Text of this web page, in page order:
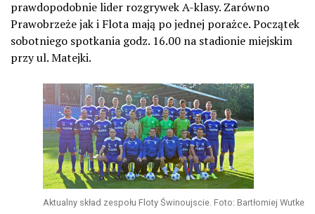
prawdopodobnie lider rozgrywek A-klasy. Zarówno
Prawobrzeże jak i Flota mają po jednej porażce. Początek
sobotniego spotkania godz. 16.00 na stadionie miejskim
przy ul. Matejki.
Aktualny skład zespołu Floty Świnoujscie. Foto: Bartłomiej Wutke